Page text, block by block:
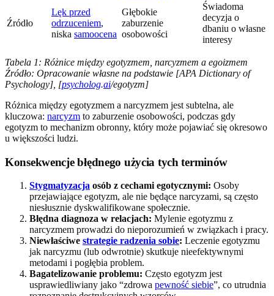
Źródło
Lęk przed
odrzuceniem,
niska samoocena
Głębokie
zaburzenie
osobowości
Świadoma
decyzja o
dbaniu o własne
interesy
Tabela 1: Różnice między egotyzmem, narcyzmem a egoizmem
Źródło: Opracowanie własne na podstawie [APA Dictionary of
Psychology], [psycholog.ai/egotyzm]
Różnica między egotyzmem a narcyzmem jest subtelna, ale
kluczowa: narcyzm to zaburzenie osobowości, podczas gdy
egotyzm to mechanizm obronny, który może pojawiać się okresowo
u większości ludzi.
Konsekwencje błędnego użycia tych terminów
Stygmatyzacja osób z cechami egotycznymi: Osoby
przejawiające egotyzm, ale nie będące narcyzami, są często
niesłusznie dyskwalifikowane społecznie.
Błędna diagnoza w relacjach: Mylenie egotyzmu z
narcyzmem prowadzi do nieporozumień w związkach i pracy.
Niewłaściwe strategie radzenia sobie: Leczenie egotyzmu
jak narcyzmu (lub odwrotnie) skutkuje nieefektywnymi
metodami i pogłębia problem.
Bagatelizowanie problemu: Często egotyzm jest
usprawiedliwiany jako “zdrowa pewność siebie”, co utrudnia